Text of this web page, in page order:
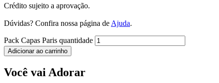
Crédito sujeito a aprovação.
Dúvidas? Confira nossa página de Ajuda.
Pack Capas Paris quantidade
Adicionar ao carrinho
Você vai Adorar